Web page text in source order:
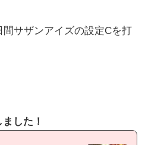
間サザンアイズの設定Cを打
した！